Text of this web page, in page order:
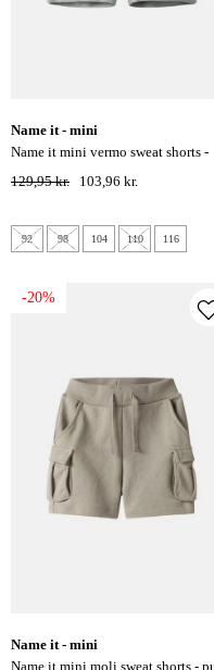
name it - mini
name it mini vermo sweat shorts -
aqua gray
129,95 kr. 103,96 kr.
92 98 104 110 116
-20%
name it - mini
name it mini moli sweat shorts - pure